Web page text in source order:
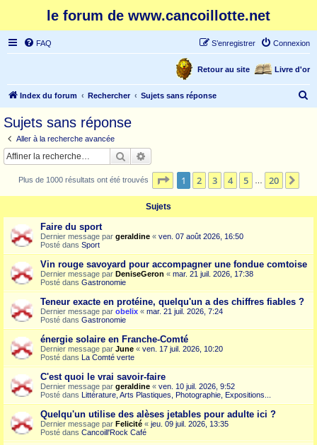
le forum de www.cancoillotte.net
FAQ Connexion
S’enregistrer
Livre d'or
Retour au site
Index du forum Rechercher Sujets sans réponse
c
Sujets sans réponse
Aller à la recherche avancée
Rechercher
Plus de 1000 résultats ont été trouvés Page 1sur20
1 2 3 4 5 20
Sujets
Faire du sport
Dernier message par geraldine « ven. 07 août 2026, 16:50
Posté dans Sport
Vin rouge savoyard pour accompagner une fondue comtoise
Dernier message par DeniseGeron « mar. 21 juil. 2026, 17:38
Posté dans Gastronomie
Teneur exacte en protéine, quelqu'un a des chiffres fiables ?
Dernier message par obelix « mar. 21 juil. 2026, 7:24
Posté dans Gastronomie
énergie solaire en Franche-Comté
Dernier message par June « ven. 17 juil. 2026, 10:20
Posté dans La Comté verte
C'est quoi le vrai savoir-faire
Dernier message par geraldine « ven. 10 juil. 2026, 9:52
Posté dans Littérature, Arts Plastiques, Photographie, Expositions...
Quelqu'un utilise des alèses jetables pour adulte ici ?
Dernier message par Felicité « jeu. 09 juil. 2026, 13:35
Posté dans Cancoill'Rock Café